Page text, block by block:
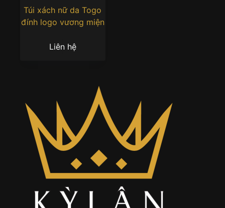
Túi xách nữ da Togo
đính logo vương miện
Liên hệ